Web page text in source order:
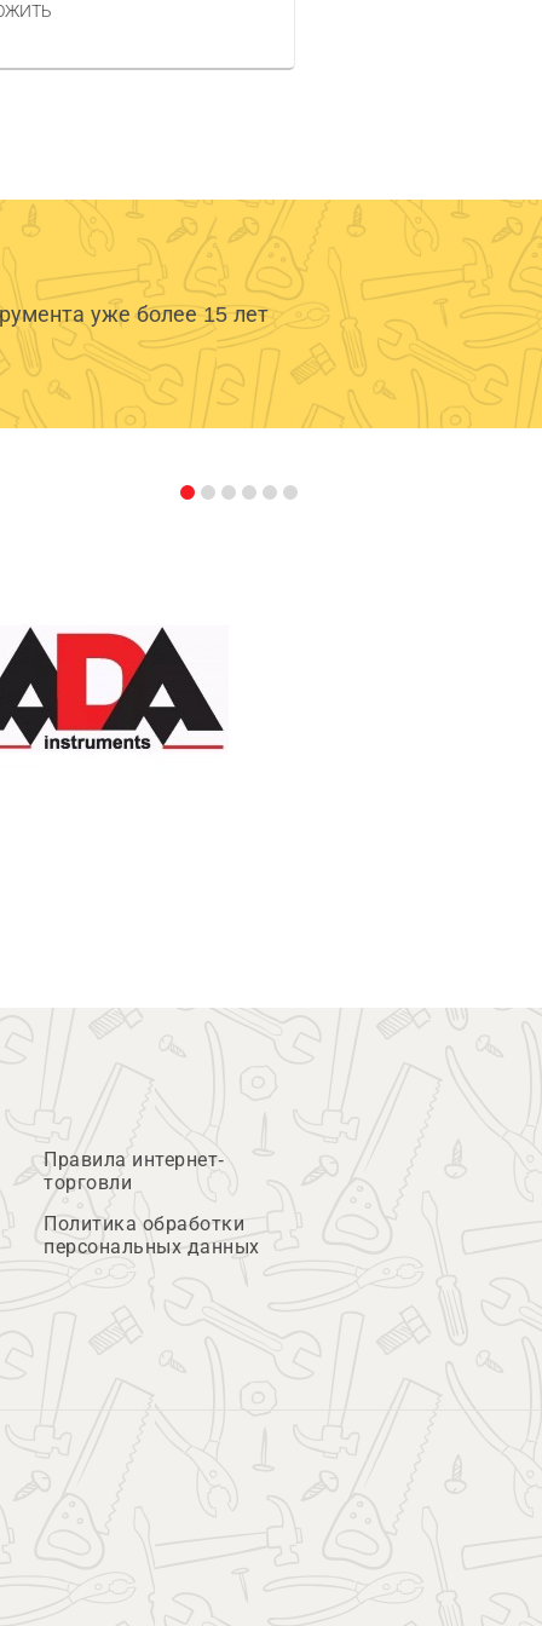
уже более 15 лет
Правила интернет-
торговли
Политика обработки
персональных данных